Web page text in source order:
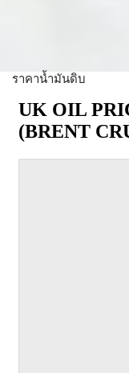
ราคาน้ำมันดิบ